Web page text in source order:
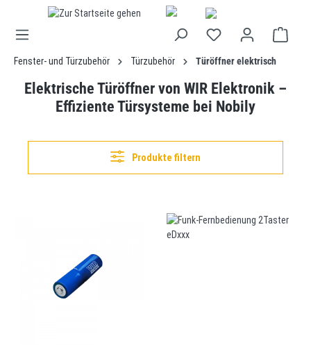
springen
Fenster- und Türzubehör Türzubehör Türöffner elektrisch
Elektrische Türöffner von WIR Elektronik –
Effiziente Türsysteme bei Nobily
Produkte filtern